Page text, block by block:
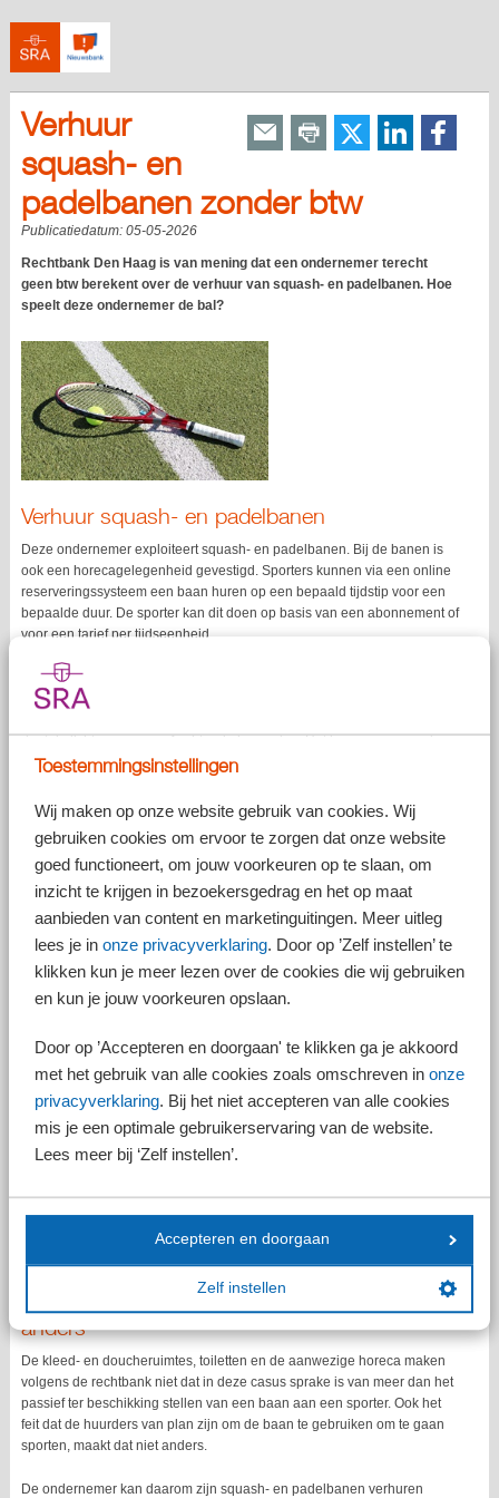
Toestemmingsinstellingen
Wij maken op onze website gebruik van cookies. Wij
gebruiken cookies om ervoor te zorgen dat onze website
goed functioneert, om jouw voorkeuren op te slaan, om
inzicht te krijgen in bezoekersgedrag en het op maat
aanbieden van content en marketinguitingen. Meer uitleg
lees je in onze privacyverklaring. Door op ’Zelf instellen’ te
klikken kun je meer lezen over de cookies die wij gebruiken
en kun je jouw voorkeuren opslaan.
Door op ’Accepteren en doorgaan' te klikken ga je akkoord
met het gebruik van alle cookies zoals omschreven in onze
privacyverklaring. Bij het niet accepteren van alle cookies
mis je een optimale gebruikerservaring van de website.
Lees meer bij ‘Zelf instellen’.
Accepteren en doorgaan
Zelf instellen
Verhuur
squash- en
padelbanen zonder btw
Publicatiedatum: 05-05-2026
Rechtbank Den Haag is van mening dat een ondernemer terecht
geen btw berekent over de verhuur van squash- en padelbanen. Hoe
speelt deze ondernemer de bal?
Verhuur squash- en padelbanen
Deze ondernemer exploiteert squash- en padelbanen. Bij de banen is
ook een horecagelegenheid gevestigd. Sporters kunnen via een online
reserveringssysteem een baan huren op een bepaald tijdstip voor een
bepaalde duur. De sporter kan dit doen op basis van een abonnement of
voor een tarief per tijdseenheid.
De sporter verkrijgt na online reservering het exclusieve gebruiksrecht
tot die specifieke baan. Er is geen personeel aanwezig op de banen.
doet de lichten aan vanaf achter de horecabar. Het horecapersoneel
heeft verder geen zicht op de banen en houdt daarop ook geen toezicht.
De ondernemer vindt dat de verhuur van de squash- en padelbanen
onroerende zaak. Hiervoor geldt een btw-vrijstelling en daarom kan de
verhuur plaatsvinden zonder btw.
9% btw?
De Belastingdienst vindt dat de verhuur is aan te merken als het
gelegenheid geven tot sportbeoefening. De Belastingdienst meent
bovendien dat geen sprake is van kale verhuur van een onroerende
beschikbaar stellen van kleed- en doucheruimte, sanitair en een
horecagelegenheid. Voor gelegenheid geven tot sportbeoefening geldt
het 9% btw-tarief.
Rechtbank: btw-vrijstelling
De rechtbank is het met de ondernemer eens. De particulier sporter
een bepaalde datum gedurende een bepaalde tijd de baan te
Daarmee is volgens de rechtbank sprake van btw-vrijgestelde verhuur
van een onroerende zaak.
Kleedkamers en horeca maken dat niet
anders
De kleed- en doucheruimtes, toiletten en de aanwezige horeca maken
volgens de rechtbank niet dat in deze casus sprake is van meer dan het
passief ter beschikking stellen van een baan aan een sporter. Ook het
feit dat de huurders van plan zijn om de baan te gebruiken om te gaan
sporten, maakt dat niet anders.
De ondernemer kan daarom zijn squash- en padelbanen verhuren